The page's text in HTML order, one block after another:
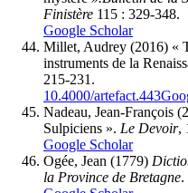
Finistère 115 : 329-348.
Google Scholar
Millet, Audrey (2016) «
instruments de la
215-231.
10.4000/artefact.443
Nadeau, Jean-François
Sulpiciens ». Le Devoir,
Google Scholar
Ogée, Jean (1779)
la Province de Bretagne.